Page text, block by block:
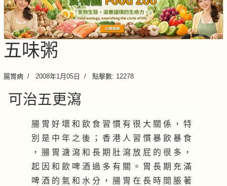
五味粥
腸胃病 2008年1月05日 點擊數: 12278
可治五更瀉
腸 胃 好 壞 和 飲 食 習 慣 有 很 大 關 係 ， 特
別 是 中 年 之 後 ； 香 港 人 習 慣 暴 飲 暴 食
， 腸 胃 溏 瀉 和 長 期 肚 瀉 放 屁 的 很 多 ，
起 因 和 飲 啤 酒 過 多 有 關 。 胃 長 期 充 滿
啤 酒 的 氣 和 水 分 ， 腸 胃 在 長 時 間 脹 著